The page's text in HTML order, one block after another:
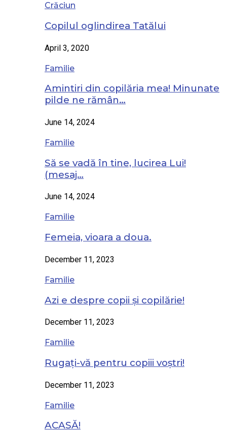
Crăciun
Copilul oglindirea Tatălui
April 3, 2020
Familie
Amintiri din copilăria mea! Minunate
pilde ne rămân…
June 14, 2024
Familie
Să se vadă în tine, lucirea Lui!
(mesaj…
June 14, 2024
Familie
Femeia, vioara a doua.
December 11, 2023
Familie
Azi e despre copii și copilărie!
December 11, 2023
Familie
Rugați-vă pentru copiii voștri!
December 11, 2023
Familie
ACASĂ!